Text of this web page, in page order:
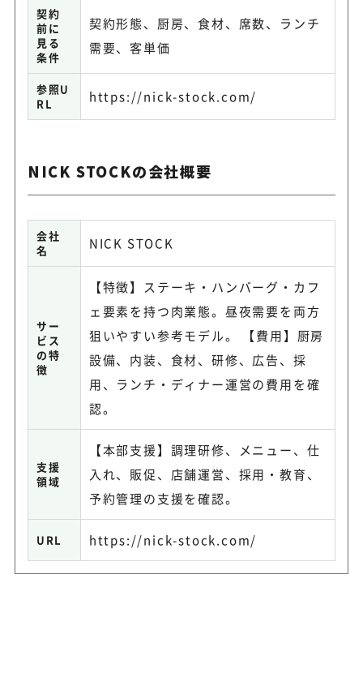
契約
前に
見る
条件
契約形態、厨房、食材、席数、ランチ
需要、客単価
参照U
RL
https://nick-stock.com/
NICK STOCKの会社概要
会社
名
NICK STOCK
サー
ビス
の特
徴
【特徴】ステーキ・ハンバーグ・カフ
ェ要素を持つ肉業態。昼夜需要を両方
狙いやすい参考モデル。 【費用】厨房
設備、内装、食材、研修、広告、採
用、ランチ・ディナー運営の費用を確
認。
支援
領域
【本部支援】調理研修、メニュー、仕
入れ、販促、店舗運営、採用・教育、
予約管理の支援を確認。
URL https://nick-stock.com/